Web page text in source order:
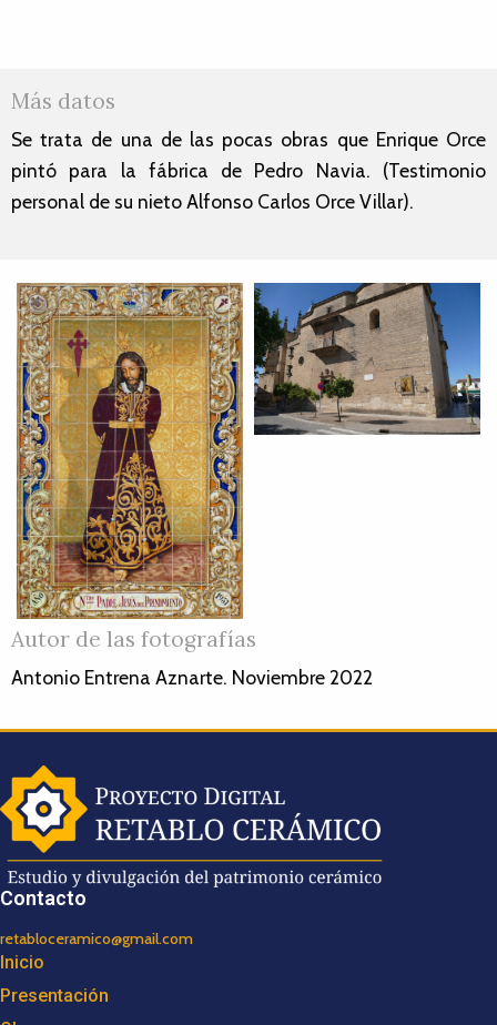
Más datos
Se trata de una de las pocas obras que Enrique Orce
pintó para la fábrica de Pedro Navia. (Testimonio
personal de su nieto Alfonso Carlos Orce Villar).
Autor de las fotografías
Antonio Entrena Aznarte. Noviembre 2022
Contacto
retabloceramico@gmail.com
Inicio
Presentación